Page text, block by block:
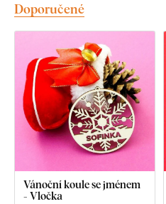
Doporučené
Vánoční koule se jménem
- Vločka